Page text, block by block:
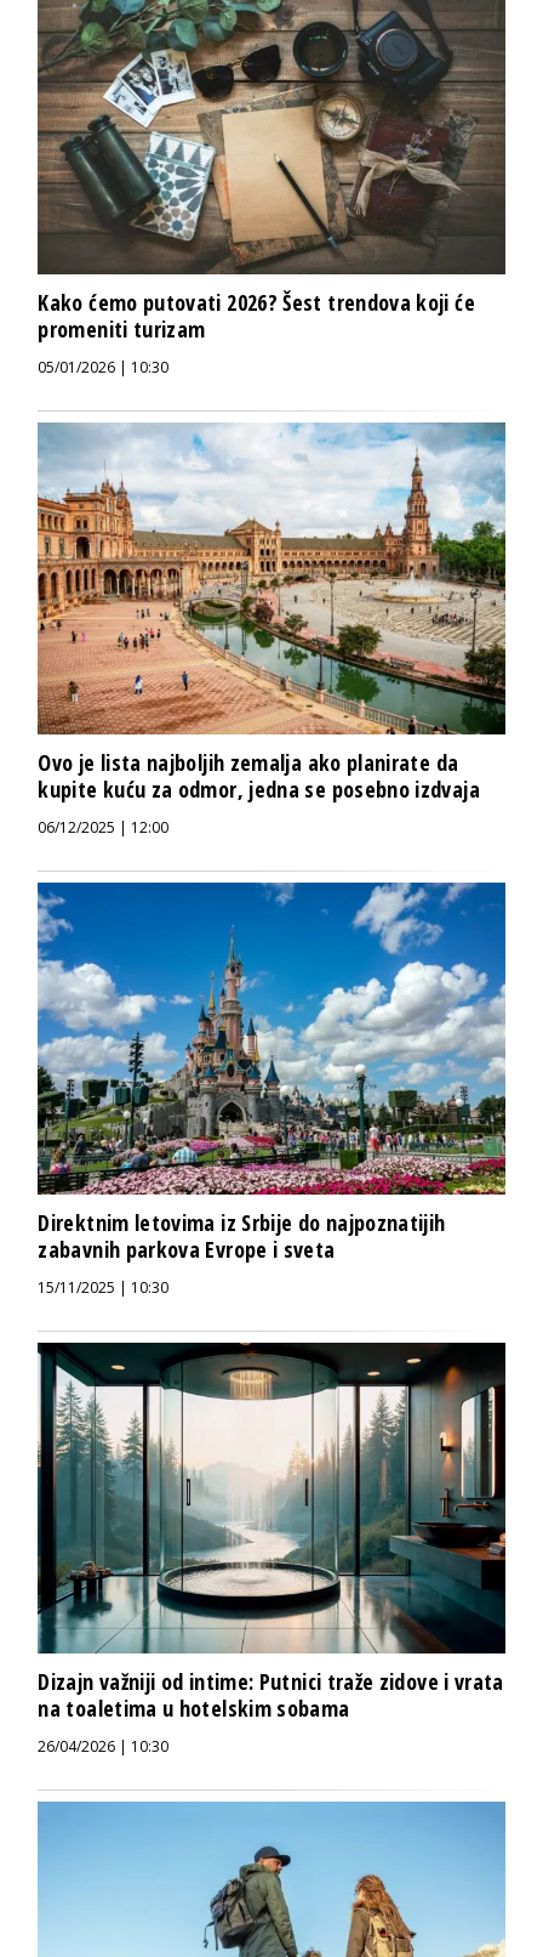
Kako ćemo putovati 2026? Šest trendova koji će
promeniti turizam
05/01/2026 | 10:30
Ovo je lista najboljih zemalja ako planirate da
kupite kuću za odmor, jedna se posebno izdvaja
06/12/2025 | 12:00
Direktnim letovima iz Srbije do najpoznatijih
zabavnih parkova Evrope i sveta
15/11/2025 | 10:30
Dizajn važniji od intime: Putnici traže zidove i vrata
na toaletima u hotelskim sobama
26/04/2026 | 10:30